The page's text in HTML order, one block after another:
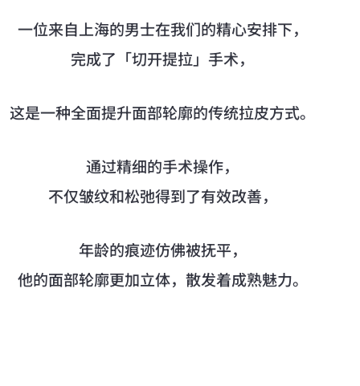
一位来自上海的男士在我们的精心安排下，
完成了「切开提拉」手术，
这是一种全面提升面部轮廓的传统拉皮方式。
通过精细的手术操作，
不仅皱纹和松弛得到了有效改善，
年龄的痕迹仿佛被抚平，
他的面部轮廓更加立体，散发着成熟魅力。